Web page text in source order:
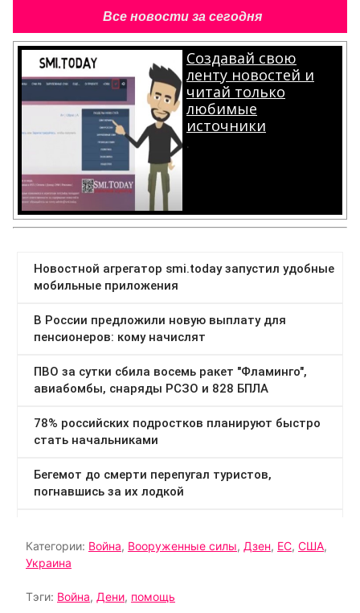
Все новости за сегодня
Создавай свою
ленту новостей и
читай только
любимые
источники
.
Категории: Война, Вооруженные силы, Дзен, ЕС, США,
Украина
Тэги: Война, Дени, помощь